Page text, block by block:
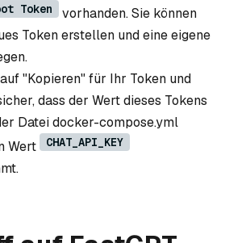
Token
vorhanden. Sie können
Token erstellen und eine eigene
"Kopieren" für Ihr Token und
dass der Wert dieses Tokens
Datei docker-compose.yml
Wert
CHAT_API_KEY